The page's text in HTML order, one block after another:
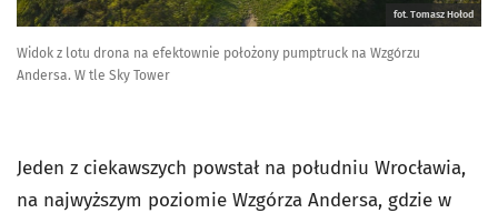
fot. Tomasz Hołod
Widok z lotu drona na efektownie położony pumptruck na Wzgórzu
Andersa. W tle Sky Tower
Jeden z ciekawszych powstał na południu Wrocławia,
na najwyższym poziomie Wzgórza Andersa, gdzie w